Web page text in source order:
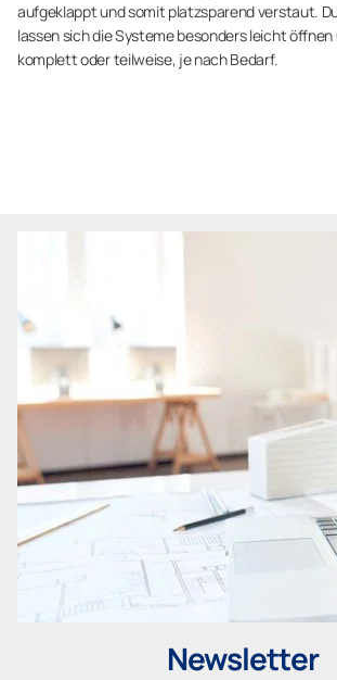
aufgeklappt und somit platzsparend verstaut.
lassen sich die Systeme besonders leicht öffnen
komplett oder teilweise, je nach Bedarf.
Newsletter